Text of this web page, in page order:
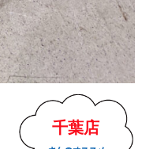
千葉店